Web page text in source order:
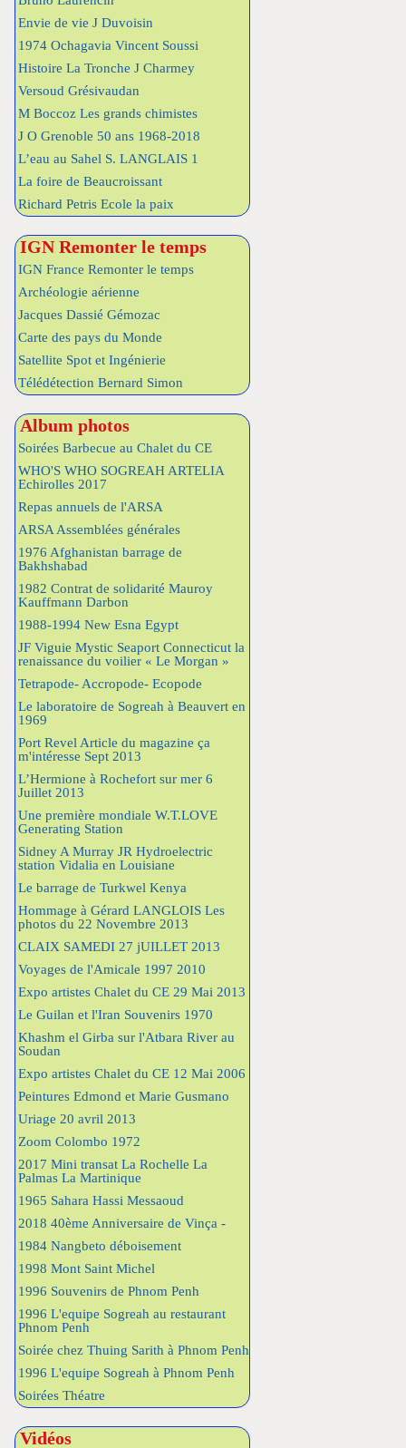
Envie de vie J Duvoisin
1974 Ochagavia Vincent Soussi
Histoire La Tronche J Charmey
Versoud Grésivaudan
M Boccoz Les grands chimistes
J O Grenoble 50 ans 1968-2018
L’eau au Sahel S. LANGLAIS 1
La foire de Beaucroissant
Richard Petris Ecole la paix
IGN Remonter le temps
IGN France Remonter le temps
Archéologie aérienne
Jacques Dassié Gémozac
Carte des pays du Monde
Satellite Spot et Ingénierie
Télédétection Bernard Simon
Album photos
Soirées Barbecue au Chalet du CE
WHO'S WHO SOGREAH ARTELIA
Echirolles 2017
Repas annuels de l'ARSA
ARSA Assemblées générales
1976 Afghanistan barrage de
Bakhshabad
1982 Contrat de solidarité Mauroy
Kauffmann Darbon
1988-1994 New Esna Egypt
JF Viguie Mystic Seaport Connecticut la
renaissance du voilier « Le Morgan »
Tetrapode- Accropode- Ecopode
Le laboratoire de Sogreah à Beauvert en
1969
Port Revel Article du magazine ça
m'intéresse Sept 2013
L’Hermione à Rochefort sur mer 6
Juillet 2013
Une première mondiale W.T.LOVE
Generating Station
Sidney A Murray JR Hydroelectric
station Vidalia en Louisiane
Le barrage de Turkwel Kenya
Hommage à Gérard LANGLOIS Les
photos du 22 Novembre 2013
CLAIX SAMEDI 27 jUILLET 2013
Voyages de l'Amicale 1997 2010
Expo artistes Chalet du CE 29 Mai 2013
Le Guilan et l'Iran Souvenirs 1970
Khashm el Girba sur l'Atbara River au
Soudan
Expo artistes Chalet du CE 12 Mai 2006
Peintures Edmond et Marie Gusmano
Uriage 20 avril 2013
Zoom Colombo 1972
2017 Mini transat La Rochelle La
Palmas La Martinique
1965 Sahara Hassi Messaoud
2018 40ème Anniversaire de Vinça -
1984 Nangbeto déboisement
1998 Mont Saint Michel
1996 Souvenirs de Phnom Penh
1996 L'equipe Sogreah au restaurant
Phnom Penh
Soirée chez Thuing Sarith à Phnom Penh
1996 L'equipe Sogreah à Phnom Penh
Soirées Théatre
Vidéos